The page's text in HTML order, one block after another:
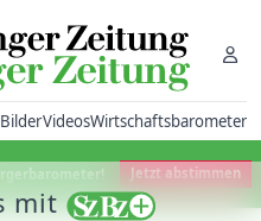
BilderVideosWirtschaftsbarometer
Jetzt abstimmen
mit